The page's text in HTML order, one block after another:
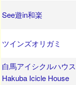
See遊in和楽
ツインズオリガミ
白馬アイシクルハウス
Hakuba Icicle House